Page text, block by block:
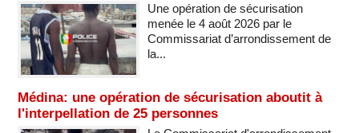
Une opération de sécurisation
menée le 4 août 2026 par le
Commissariat d’arrondissement de
la...
Médina: une opération de sécurisation aboutit à
l'interpellation de 25 personnes